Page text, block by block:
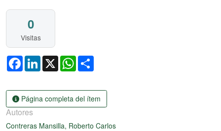
0
Visitas
FacebookLinkedIn
X WhatsApp
Página completa del ítem
Autores
Contreras Mansilla, Roberto Carlos